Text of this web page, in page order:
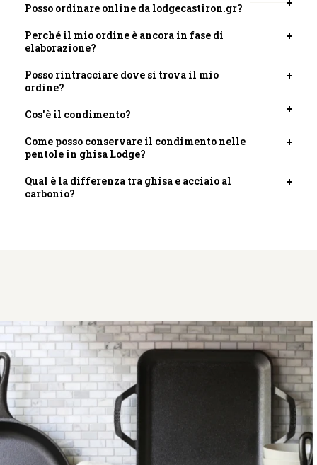
Posso ordinare online da lodgecastiron.gr?
scheda
Perché il mio ordine è ancora in fase di
elaborazione?
Posso rintracciare dove si trova il mio
ordine?
scheda
Cos'è il condimento?
scheda
Come posso conservare il condimento nelle
pentole in ghisa Lodge?
Qual è la differenza tra ghisa e acciaio al
carbonio?